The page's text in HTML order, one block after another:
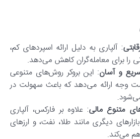
: آلپاری به دلیل ارائه اسپردهای کم،
را برای معامله‌گران کاهش می‌دهد.
و آسان: این بروکر روش‌های متنوعی
وجه ارائه می‌دهد که باعث سهولت در
متنوع مالی: علاوه بر فارکس، آلپاری
دیگری مانند طلا، نفت، و ارزهای
می‌کند.